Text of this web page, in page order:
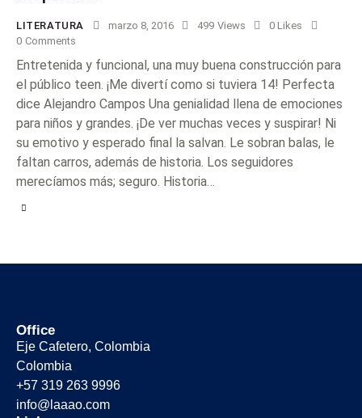
LITERATURA marzo 8, 2016 499 Views 0 Likes
0 Comments
Entretenida y funcional, una muy buena construcción para
el público teen. ¡Me divertí como si tuviera 14! Perfecta
dice Alejandro Campos Una genialidad llena de emociones
para niños y grandes. ¡De ver muchas veces y suspirar! Ni
su emotivo y esperado final la salvan. Le sobran balas, le
faltan carros, además de historia. Los seguidores
merecíamos más; seguro. Historia…
Office
Eje Cafetero, Colombia
Colombia
+57 319 263 9996
info@laaao.com